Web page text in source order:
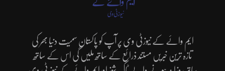
ایم وائے کے نیوزٹی وی پر آپ کو پاکستان سمیت دنیا بھر کی
تازہ ترین خبریں مستند ذرائع کے ساتھ ملیں گی اس کے ساتھ